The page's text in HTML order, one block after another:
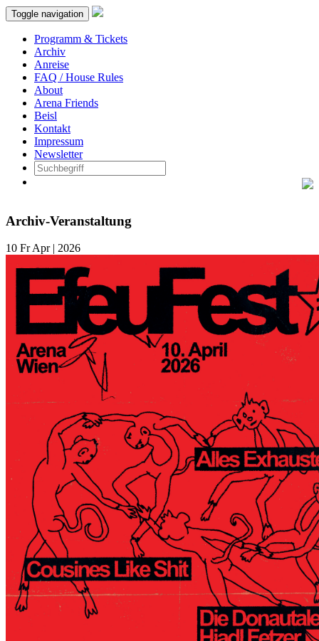
Toggle navigation
Programm & Tickets
Archiv
Anreise
FAQ / House Rules
About
Arena Friends
Beisl
Kontakt
Impressum
Newsletter
Archiv-Veranstaltung
10 FrApr | 2026